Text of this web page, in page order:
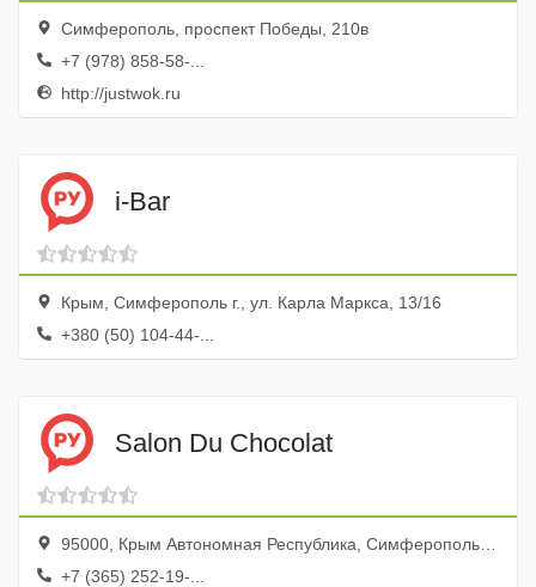
Симферополь, проспект Победы, 210в
+7 (978) 858-58-...
http://justwok.ru
i-Bar
Крым, Симферополь г., ул. Карла Маркса, 13/16
+380 (50) 104-44-...
Salon Du Chocolat
95000, Крым Автономная Республика, Симферополь, проспект Кирова, 66
+7 (365) 252-19-...